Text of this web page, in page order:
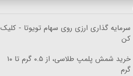
سرمایه گذاری ارزی روی سهام تویوتا - کلیک
کن
خرید شمش پلمپ طلاسی، از ۰.۵ گرم تا ۱۰
گرم